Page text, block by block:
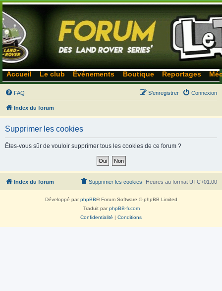
Accueil Le club Événements Boutique Reportages
FAQ Connexion
S’enregistrer
Index du forum
Supprimer les cookies
Êtes-vous sûr de vouloir supprimer tous les cookies de ce forum ?
Index du forum Heures au format UTC+01:00
Supprimer les cookies
Développé parphpBB® Forum Software © phpBB Limited
Traduit parphpBB-fr.com
Confidentialité | Conditions